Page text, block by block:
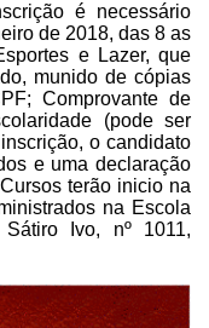
é necessário
de 2018, das 8 as
e Lazer, que
munido de cópias
Comprovante de
(pode ser
o candidato
e uma declaração
terão inicio na
na Escola
Ivo, nº 1011,